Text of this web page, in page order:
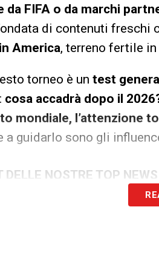
da FIFA o da marchi
di contenuti freschi
America, terreno fertile
torneo è un test
cosa accadrà dopo il
mondiale, l’attenzione
a guidarlo sono gli
NOSTRE TOP NEWS